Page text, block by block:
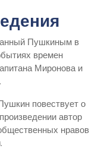
Пушкиным в
времен
Миронова и
повествует о
автор
нравов